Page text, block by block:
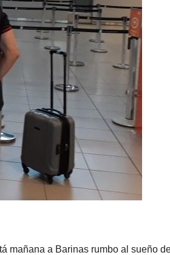
mañana a Barinas rumbo al sueño